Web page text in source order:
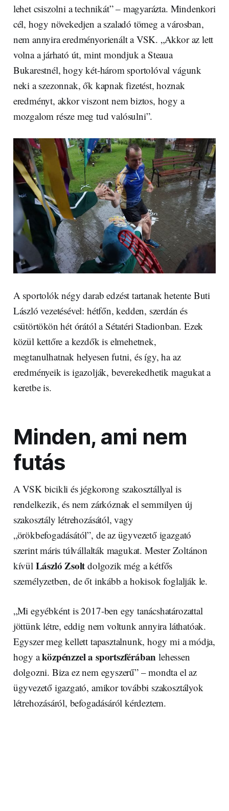
lehet csiszolni a technikát” – magyarázta. Mindenkori
cél, hogy növekedjen a szaladó tömeg a városban,
nem annyira eredményorienált a VSK. „Akkor az lett
volna a járható út, mint mondjuk a Steaua
Bukarestnél, hogy két-három sportolóval vágunk
neki a szezonnak, ők kapnak fizetést, hoznak
eredményt, akkor viszont nem biztos, hogy a
mozgalom része meg tud valósulni”.
A sportolók négy darab edzést tartanak hetente Buti
László vezetésével: hétfőn, kedden, szerdán és
csütörtökön hét órától a Sétatéri Stadionban. Ezek
közül kettőre a kezdők is elmehetnek,
megtanulhatnak helyesen futni, és így, ha az
eredményeik is igazolják, beverekedhetik magukat a
keretbe is.
Minden, ami nem
futás
A VSK bicikli és jégkorong szakosztállyal is
rendelkezik, és nem zárkóznak el semmilyen új
szakosztály létrehozásától, vagy
„örökbefogadásától”, de az ügyvezető igazgató
szerint máris túlvállalták magukat. Mester Zoltánon
kívül László Zsolt dolgozik még a kétfős
személyzetben, de őt inkább a hokisok foglalják le.
„Mi egyébként is 2017-ben egy tanácshatározattal
jöttünk létre, eddig nem voltunk annyira láthatóak.
Egyszer meg kellett tapasztalnunk, hogy mi a módja,
hogy aközpénzzel a sportszférában lehessen
dolgozni. Biza ez nem egyszerű” – mondta el az
ügyvezető igazgató, amikor további szakosztályok
létrehozásáról, befogadásáról kérdeztem.